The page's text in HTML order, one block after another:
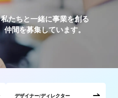
私たちと一緒に事業を創る
仲間を募集しています。
デザイナー/ディレクター